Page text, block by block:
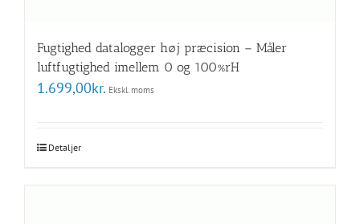
Fugtighed datalogger høj præcision – Måler
luftfugtighed imellem 0 og 100%rH
1.699,00kr. Ekskl. moms
Detaljer